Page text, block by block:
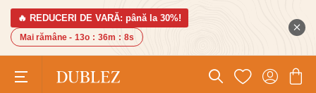
🔥 REDUCERI DE VARĂ: până la 30%!
Mai rămâne - 13o : 36m : 8s